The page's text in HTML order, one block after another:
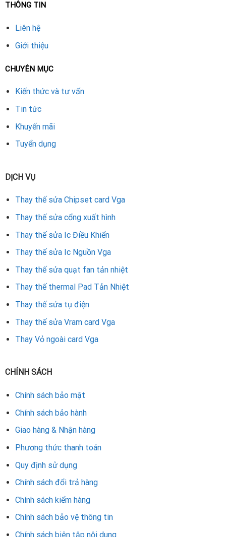
THÔNG TIN
Liên hệ
Giới thiệu
CHUYÊN MỤC
Kiến thức và tư vấn
Tin tức
Khuyến mãi
Tuyển dụng
DỊCH VỤ
Thay thế sửa Chipset card Vga
Thay thế sửa cổng xuất hình
Thay thế sửa Ic Điều Khiển
Thay thế sửa Ic Nguồn Vga
Thay thế sửa quạt fan tản nhiệt
Thay thế thermal Pad Tản Nhiệt
Thay thế sửa tụ điện
Thay thế sửa Vram card Vga
Thay Vỏ ngoài card Vga
CHÍNH SÁCH
Chính sách bảo mật
Chính sách bảo hành
Giao hàng & Nhận hàng
Phương thức thanh toán
Quy định sử dụng
Chính sách đổi trả hàng
Chính sách kiểm hàng
Chính sách bảo vệ thông tin
Chính sách biên tập nội dung